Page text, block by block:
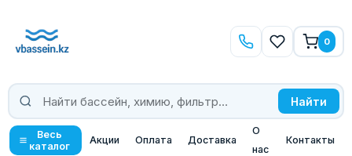
Найти
0
Весь
каталог
Акции Оплата Доставка
О
нас
Контакты